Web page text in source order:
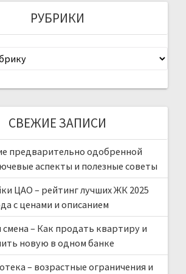
РУБРИКИ
СВЕЖИЕ ЗАПИСИ
предварительно одобренной
аспекты и полезные советы
ЦАО – рейтинг лучших ЖК 2025
с ценами и описанием
смена – Как продать квартиру и
новую в одном банке
– возрастные ограничения и